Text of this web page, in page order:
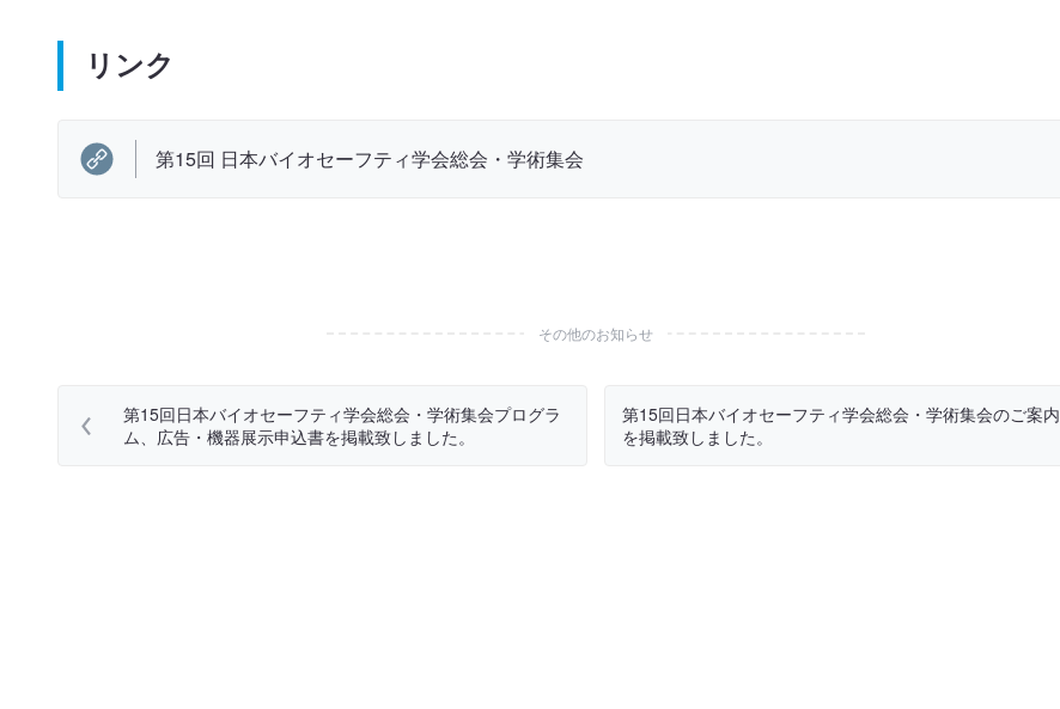
リンク
第15回 日本バイオセーフティ学会総会・学術集会
その他のお知らせ
第15回日本バイオセーフティ学会総会・学術集会プログラ
ム、広告・機器展示申込書を掲載致しました。
第15回日本バイオセーフティ学会総会・学術集会のご案内
を掲載致しました。